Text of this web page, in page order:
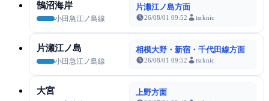
鵠沼海岸
小田急江ノ島線
片瀬江ノ島方面
26/08/01 09:52 tsrknic
片瀬江ノ島
小田急江ノ島線
相模大野・新宿・千代田線方面
26/08/01 09:52 tsrknic
大宮 上野方面